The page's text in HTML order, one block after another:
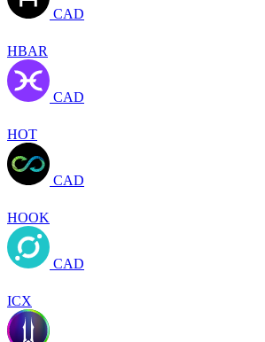
CAD
HBAR
CAD
HOT
CAD
HOOK
CAD
ICX